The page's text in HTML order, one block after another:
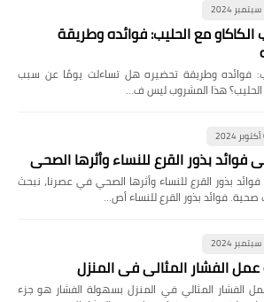
مع الحليب: فوائده وطريقة
فوائده وطريقة تحضيره هل تساءلت يومًا عن سبب
هذا المشروب ليس ف…
فوائد بذور القرع للنساء وأثرها الصحي
بذور القرع للنساء وأثرها الصحي في عصرنا، نبحث
فوائد بذور القرع للنساء أص…
الفشار المثالي في المنزل
الفشار المثالي في المنزل بسهولة الفشار هو جزء